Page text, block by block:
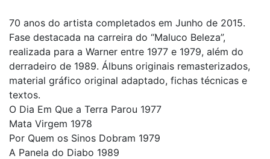
70 anos do artista completados em Junho de 2015.
Fase destacada na carreira do “Maluco Beleza”,
realizada para a Warner entre 1977 e 1979, além do
derradeiro de 1989. Álbuns originais remasterizados,
material gráfico original adaptado, fichas técnicas e
textos.
O Dia Em Que a Terra Parou 1977
Mata Virgem 1978
Por Quem os Sinos Dobram 1979
A Panela do Diabo 1989